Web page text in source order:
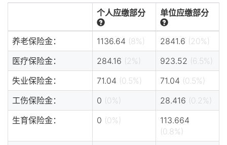
个人应缴部分 单位应缴部分
养老保险金： 1136.64 (8%) 2841.6 (20%)
医疗保险金：
284.16 (2%) 923.52 (6.5%)
失业保险金：
71.04 (0.5%) 71.04 (0.5%)
工伤保险金：
0 (0%) 28.416 (0.2%)
生育保险金：
0 (0%)
113.664
(0.8%)